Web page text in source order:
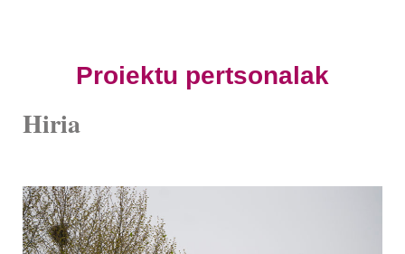
Proiektu pertsonalak
Hiria